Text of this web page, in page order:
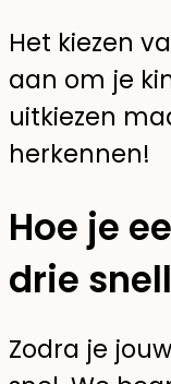
Het kiezen
aan om je
uitkiezen
herkennen!
Hoe je
drie
Zodra je